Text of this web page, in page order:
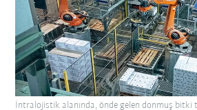
İntralojistik alanında, önde gelen donmuş bitki